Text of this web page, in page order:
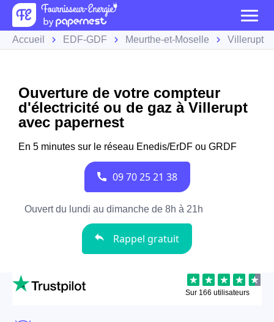
Accueil EDF-GDF Meurthe-et-Moselle Villerupt